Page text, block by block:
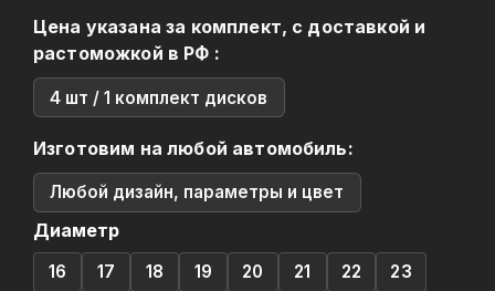
Цена указана за комплект, с доставкой и
растоможкой в РФ :
4 шт / 1 комплект дисков
Изготовим на любой автомобиль:
Любой дизайн, параметры и цвет
Диаметр
16 17 18 19 20 21 22
23